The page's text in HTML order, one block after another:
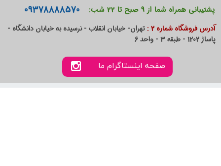
صفحه اینستاگرام ما
پشتیبانی همراه شما از 9 صبح تا 22 شب: 09378888570
آدرس فروشگاه شماره 2 :
تهران- خیابان انقلاب - نرسیده به خیابان دانشگاه -
پاساژ 1202 - طبقه 3 - واحد 6